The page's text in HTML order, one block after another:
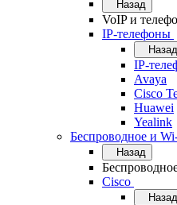
Назад
VoIP и
IP-телефоны
Назад
IP-
Avaya
Cisco
Huawei
Yealink
Беспроводное и
Назад
Cisco
Назад